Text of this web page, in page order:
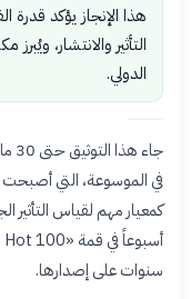
هذا الإنجاز يؤكد قدرة
التأثير والانتشار،
الدولي.
في الموسوعة، التي أصبحت
سنوات على إصدارها.